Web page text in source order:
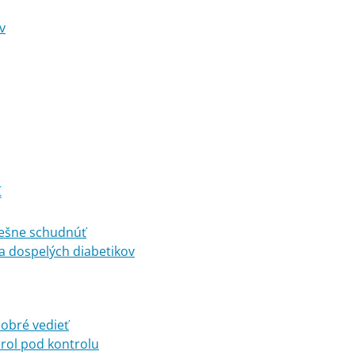
schudnúť
dospelých diabetikov
vedieť
pod kontrolu